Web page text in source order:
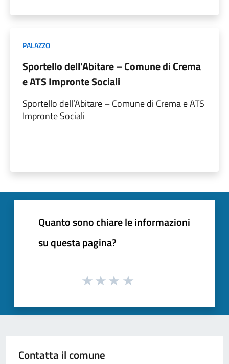
PALAZZO
Sportello dell'Abitare – Comune di Crema
e ATS Impronte Sociali
Sportello dell’Abitare – Comune di Crema e ATS
Impronte Sociali
Quanto sono chiare le informazioni
su questa pagina?
Contatta il comune